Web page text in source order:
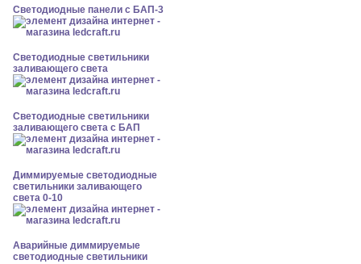
Cветодиодные панели с БАП-3
Светодиодные светильники
заливающего света
Светодиодные светильники
заливающего света с БАП
Диммируемые светодиодные
светильники заливающего
света 0-10
Аварийные диммируемые
светодиодные светильники